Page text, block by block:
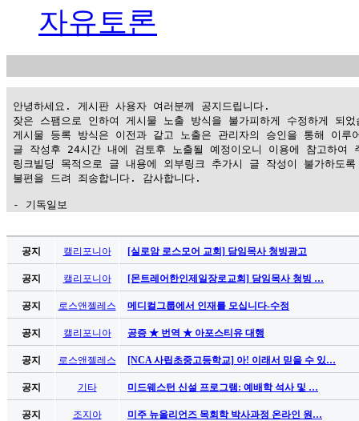
자유토론
안녕하세요. 게시판 사용자 여러분께 공지드립니다.
잦은 스팸으로 인하여 게시물 노출 방식을 불가피하게 수정하게 되었
게시물 등록 방식은 이전과 같고 노출은 관리자의 승인을 통해 이루
글 작성후 24시간 내에 검토후 노출될 예정이오니 이용에 참고하여
링크빌딩 목적으로 글 내용에 외부링크 추가시 글 작성이 불가하도
불편을 드려 죄송합니다. 감사합니다.
- 기독일보
만
꼴
밍
공지 캘리포니아 [실로암 로스모어 교회] 담임목사 청빙광고
공지 캘리포니아 [몬트레어한인제일장로교회] 담임목사 청빙 …
공지 로스앤젤레스 메디컬그룹에서 인재를 모십니다-수정
공지 캘리포니아 공증 ★ 번역 ★ 아포스티유 대행
공지 로스앤젤레스 [NCA 사립초중고등학교] 아! 이래서 믿을 수 있…
공지 기타 미드웨스턴 신설 프로그램: 예배학 석사 및 …
공지 조지아 미주 뉴올리언즈 목회학 박사과정 온라인 원…